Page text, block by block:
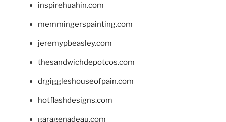
inspirehuahin.com
memmingerspainting.com
jeremypbeasley.com
thesandwichdepotcos.com
drgiggleshouseofpain.com
hotflashdesigns.com
garagenadeau.com